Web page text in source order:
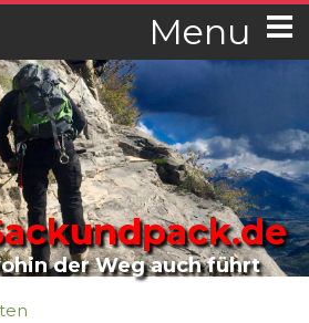
Menu
der Weg auch führt